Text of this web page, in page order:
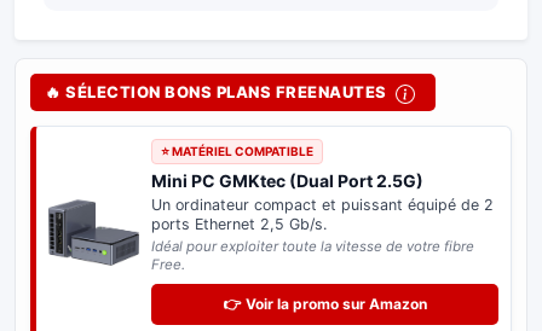
🔥 SÉLECTION BONS PLANS FREENAUTES
⭐ MATÉRIEL COMPATIBLE
Mini PC GMKtec (Dual Port 2.5G)
Un ordinateur compact et puissant équipé de 2
ports Ethernet 2,5 Gb/s.
Idéal pour exploiter toute la vitesse de votre fibre
Free.
👉 Voir la promo sur Amazon